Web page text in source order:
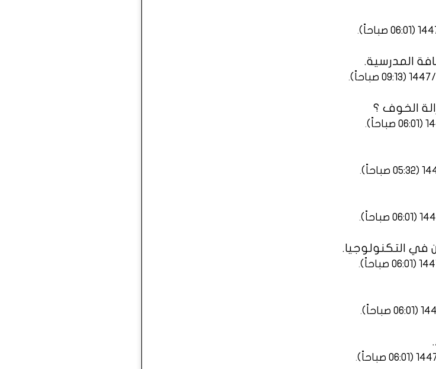
صباحاً) .
المدرسية.
صباحاً) .
الخوف ؟
.
.
صباحاً) .
في التكنولوجيا.
صباحاً) .
.
صباحاً) .